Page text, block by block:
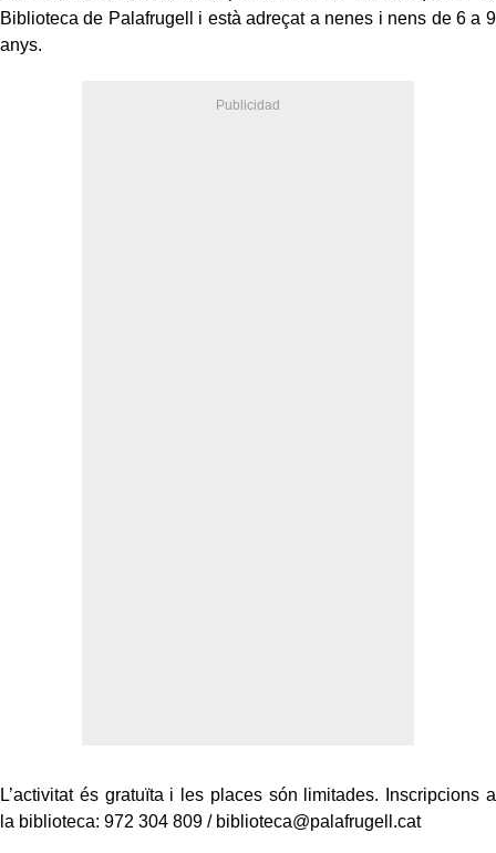
Biblioteca de Palafrugell i està adreçat a nenes i nens de 6 a 9
anys.
L’activitat és gratuïta i les places són limitades. Inscripcions a
la biblioteca: 972 304 809 / biblioteca@palafrugell.cat